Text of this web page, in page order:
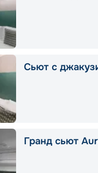
Сьют с
Гранд сьют